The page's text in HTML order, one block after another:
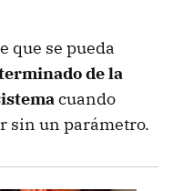
que se pueda
de la
cuando
sin un parámetro.